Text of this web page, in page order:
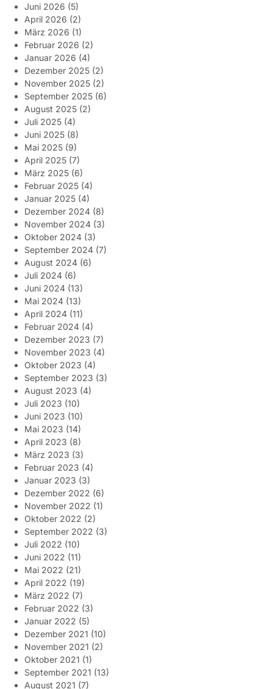
Juni 2026 (5)
April 2026 (2)
März 2026 (1)
Februar 2026 (2)
Januar 2026 (4)
Dezember 2025 (2)
November 2025 (2)
September 2025 (6)
August 2025 (2)
Juli 2025 (4)
Juni 2025 (8)
Mai 2025 (9)
April 2025 (7)
März 2025 (6)
Februar 2025 (4)
Januar 2025 (4)
Dezember 2024 (8)
November 2024 (3)
Oktober 2024 (3)
September 2024 (7)
August 2024 (6)
Juli 2024 (6)
Juni 2024 (13)
Mai 2024 (13)
April 2024 (11)
Februar 2024 (4)
Dezember 2023 (7)
November 2023 (4)
Oktober 2023 (4)
September 2023 (3)
August 2023 (4)
Juli 2023 (10)
Juni 2023 (10)
Mai 2023 (14)
April 2023 (8)
März 2023 (3)
Februar 2023 (4)
Januar 2023 (3)
Dezember 2022 (6)
November 2022 (1)
Oktober 2022 (2)
September 2022 (3)
Juli 2022 (10)
Juni 2022 (11)
Mai 2022 (21)
April 2022 (19)
März 2022 (7)
Februar 2022 (3)
Januar 2022 (5)
Dezember 2021 (10)
November 2021 (2)
Oktober 2021 (1)
September 2021 (13)
August 2021 (7)